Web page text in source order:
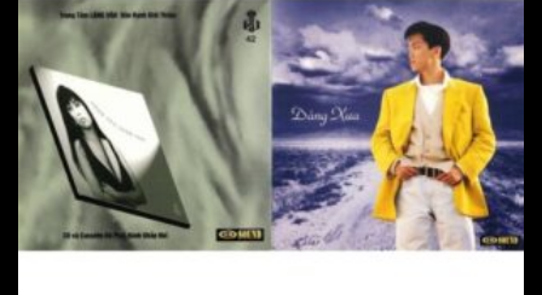
12. 12 Hay de mua roi Nguyen Kim Tuan Tommy
Ngo.mp3